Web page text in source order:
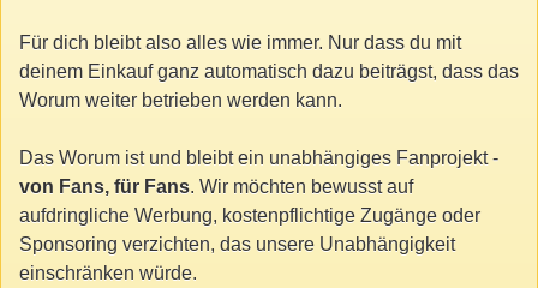
Für dich bleibt also alles wie immer. Nur dass du mit
deinem Einkauf ganz automatisch dazu beiträgst, dass das
Worum weiter betrieben werden kann.
Das Worum ist und bleibt ein unabhängiges Fanprojekt -
von Fans, für Fans. Wir möchten bewusst auf
aufdringliche Werbung, kostenpflichtige Zugänge oder
Sponsoring verzichten, das unsere Unabhängigkeit
einschränken würde.